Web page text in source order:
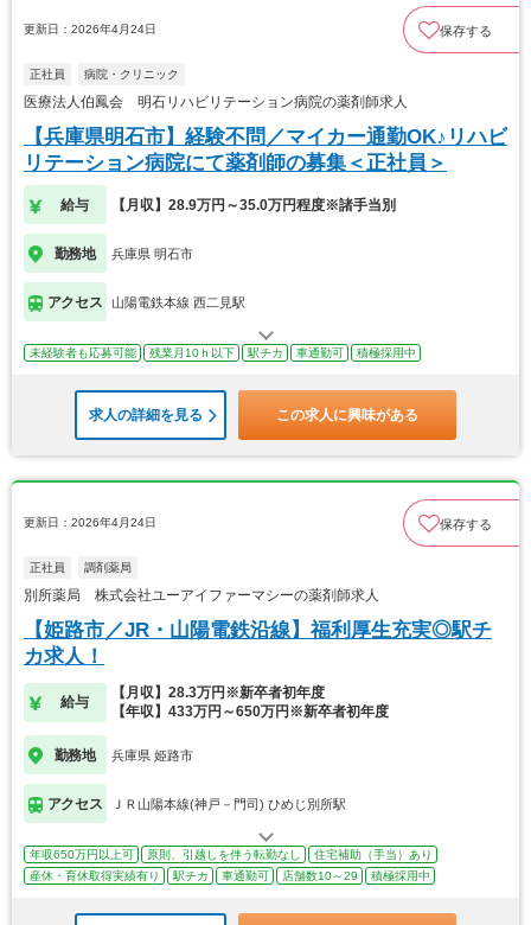
更新日：2026年4月24日 保存する
正社員 病院・クリニック
医療法人伯鳳会 明石リハビリテーション病院の薬剤師求人
【兵庫県明石市】経験不問／マイカー通勤OK♪リハビ
リテーション病院にて薬剤師の募集＜正社員＞
給与 【月収】28.9万円～35.0万円程度※諸手当別
勤務地 兵庫県 明石市
アクセス 山陽電鉄本線 西二見駅
未経験者も応募可能 残業月10ｈ以下 駅チカ 車通勤可 積極採用中
求人の詳細を見る この求人に興味がある
更新日：2026年4月24日 保存する
正社員 調剤薬局
別所薬局 株式会社ユーアイファーマシーの薬剤師求人
【姫路市／JR・山陽電鉄沿線】福利厚生充実◎駅チ
カ求人！
給与
【月収】28.3万円※新卒者初年度
【年収】433万円～650万円※新卒者初年度
勤務地 兵庫県 姫路市
アクセス ＪＲ山陽本線(神戸－門司) ひめじ別所駅
年収650万円以上可 原則、引越しを伴う転勤なし
住宅補助（手当）あり
産休・育休取得実績有り
駅チカ 車通勤可 店舗数10～29 積極採用中